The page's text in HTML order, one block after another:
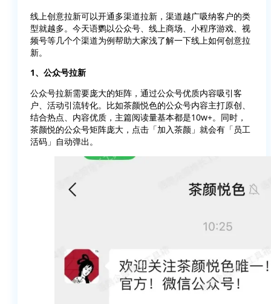
线上创意拉新可以开通多渠道拉新，渠道越广吸纳客户的类
型就越多。今天语鹦以公众号、线上商场、小程序游戏、视
频号等几个个渠道为例帮助大家浅了解一下线上如何创意拉
新。
1、公众号拉新
公众号拉新需要庞大的矩阵，通过公众号优质内容吸引客
户、活动引流转化。比如茶颜悦色的公众号内容主打原创、
结合热点、内容优质，主篇阅读量基本都是10w+。同时，
茶颜悦的公众号矩阵庞大，点击「加入茶颜」就会有「员工
活码」自动弹出。